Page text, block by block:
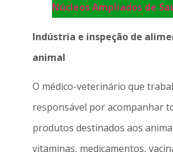
Núcleos Ampliados de
Indústria e inspeção de
animal
O médico-veterinário que
responsável por acompanhar
produtos destinados aos
vitaminas, medicamentos,